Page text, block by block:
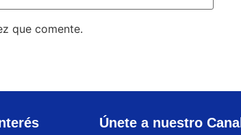
que comente.
Únete a nuestro Canal